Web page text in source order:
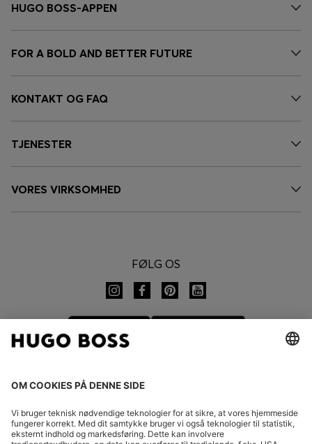
HUGO BOSS-APPEN
FOR A BOLD AND BETTER FUTURE
KONTAKT OG FAQ
TJENESTER
VORES VIRKSOMHED
FØLG OS